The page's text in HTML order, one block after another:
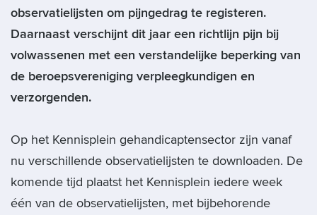
observatielijsten om pijngedrag te registeren.
Daarnaast verschijnt dit jaar een richtlijn pijn bij
volwassenen met een verstandelijke beperking van
de beroepsvereniging verpleegkundigen en
verzorgenden.
Op het Kennisplein gehandicaptensector zijn vanaf
nu verschillende observatielijsten te downloaden. De
komende tijd plaatst het Kennisplein iedere week
één van de observatielijsten, met bijbehorende